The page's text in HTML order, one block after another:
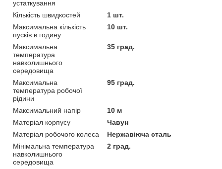
устаткування
Кількість швидкостей
1 шт.
Максимальна кількість
пусків в годину
10 шт.
Максимальна
температура
навколишнього
середовища
35 град.
Максимальна
температура робочої
рідини
95 град.
Максимальний напір
10 м
Матеріал корпусу
Чавун
Матеріал робочого колеса
Нержавіюча сталь
Мінімальна температура
навколишнього
середовища
2 град.